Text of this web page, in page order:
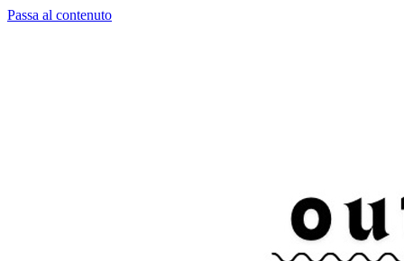
Passa al contenuto